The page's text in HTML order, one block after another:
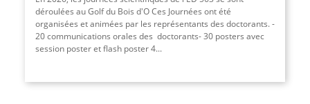
déroulées au Golf du Bois d'O Ces Journées ont été
organisées et animées par les représentants des doctorants. -
20 communications orales des doctorants- 30 posters avec
session poster et ﬂash poster 4...